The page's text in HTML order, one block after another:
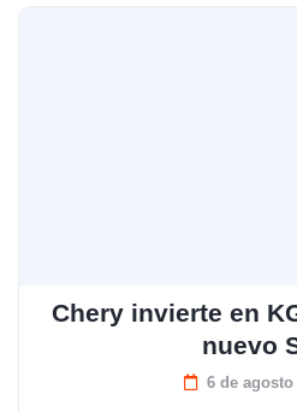
Chery invierte en
nuevo
6 de agosto